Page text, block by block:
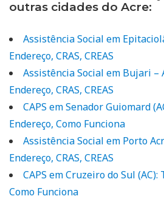
outras cidades do Acre:
Assistência Social em
Endereço, CRAS, CREAS
Assistência Social em Bujari –
Endereço, CRAS, CREAS
CAPS em Senador Guiomard
Endereço, Como Funciona
Assistência Social em Porto
Endereço, CRAS, CREAS
CAPS em Cruzeiro do Sul
Como Funciona